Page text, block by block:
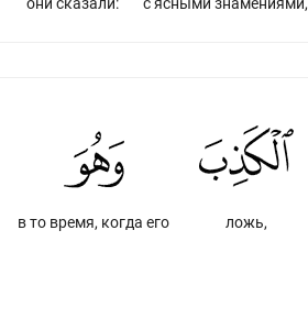
ложь,
в то время, когда его